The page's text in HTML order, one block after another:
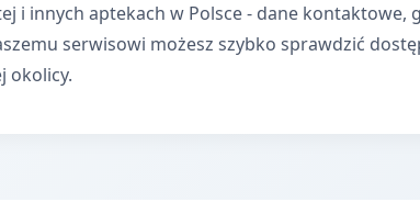
i innych aptekach w Polsce - dane kontaktowe,
serwisowi możesz szybko sprawdzić
okolicy.